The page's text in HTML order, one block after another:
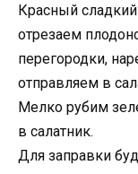
Красный
отрезаем
перегородки,
отправляем в
Мелко рубим
в салатник.
Для заправки